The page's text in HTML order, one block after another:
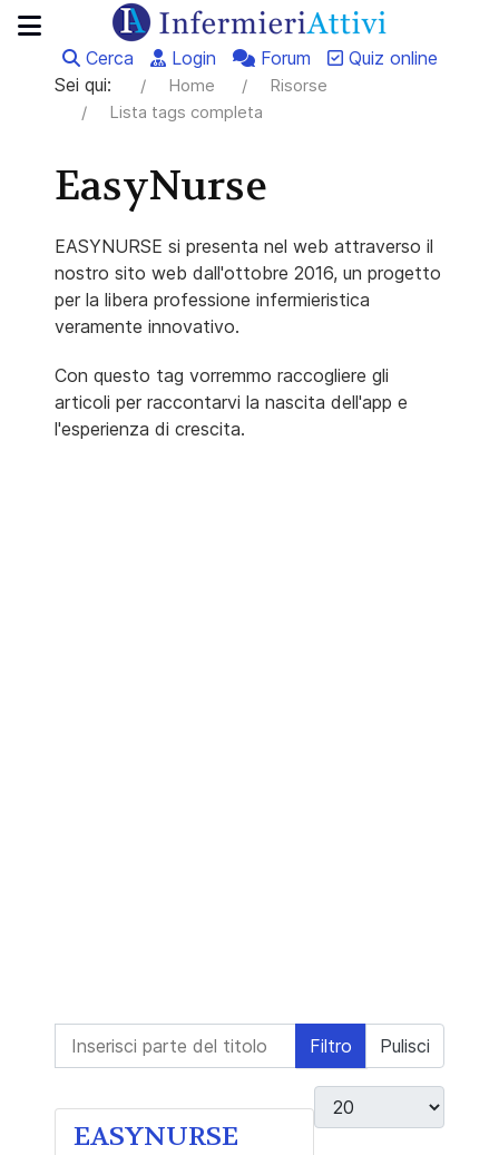
Cerca Login Forum
Quiz online
Sei qui:
Home
Risorse
Lista tags completa
EasyNurse
EASYNURSE si presenta nel web attraverso il
nostro sito web dall'ottobre 2016, un progetto
per la libera professione infermieristica
veramente innovativo.
Con questo tag vorremmo raccogliere gli
articoli per raccontarvi la nascita dell'app e
l'esperienza di crescita.
Inserisci parte del titolo Filtro Pulisci
Visualizza #
EASYNURSE